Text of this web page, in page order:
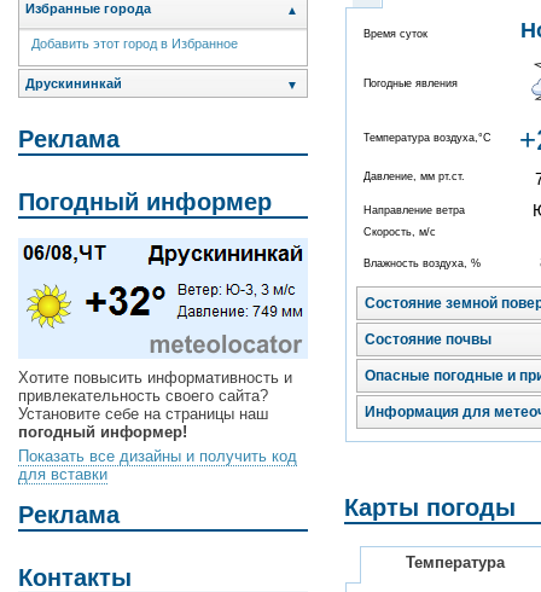
Избранные города ▲
Добавить этот город в Избранное
Друскининкай ▼
Реклама
Погодный информер
Хотите повысить информативность и
привлекательность своего сайта?
Установите себе на страницы наш
погодный информер!
Показать все дизайны и получить код
для вставки
Реклама
Контакты
Время суток
Погодные явления
Температура воздуха,°C
Давление, мм рт.ст.
Направление ветра
Скорость, м/с
Влажность воздуха, %
Состояние земной
Состояние почвы
Опасные погодные и
Информация для
Карты погоды
Температура